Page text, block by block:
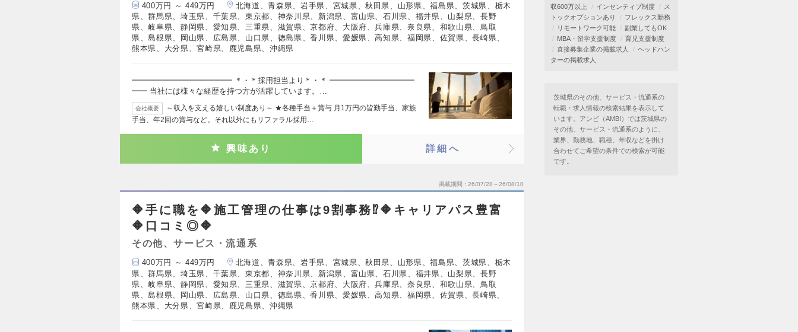
400万円 ～ 449万円
北海道、青森県、岩手県、宮城県、秋田県、山形県、福島県、茨城県、栃木
県、群馬県、埼玉県、千葉県、東京都、神奈川県、新潟県、富山県、石川県、福井県、山梨県、長野
県、岐阜県、静岡県、愛知県、三重県、滋賀県、京都府、大阪府、兵庫県、奈良県、和歌山県、鳥取
県、島根県、岡山県、広島県、山口県、徳島県、香川県、愛媛県、高知県、福岡県、佐賀県、長崎県、
熊本県、大分県、宮崎県、鹿児島県、沖縄県
━━━━━━━━━━━━━ ＊・＊採用担当より＊・＊ ━━━━━━━━━━━
━━ 当社には様々な経歴を持つ方が活躍しています。…
会社概要
～収入を支える嬉しい制度あり～ ★各種手当＋賞与 月1万円の皆勤手当、家族
手当、年2回の賞与など。それ以外にもリファラル採用…
興味あり 詳細へ
掲載期間 26/07/28～26/08/10
🔶手に職を🔶施工管理の仕事は9割事務⁉🔶キャリアパス豊富
🔶口コミ◎🔶
その他、サービス・流通系
400万円 ～ 449万円
北海道、青森県、岩手県、宮城県、秋田県、山形県、福島県、茨城県、栃木
県、群馬県、埼玉県、千葉県、東京都、神奈川県、新潟県、富山県、石川県、福井県、山梨県、長野
県、岐阜県、静岡県、愛知県、三重県、滋賀県、京都府、大阪府、兵庫県、奈良県、和歌山県、鳥取
県、島根県、岡山県、広島県、山口県、徳島県、香川県、愛媛県、高知県、福岡県、佐賀県、長崎県、
熊本県、大分県、宮崎県、鹿児島県、沖縄県
収600万以上
インセンティブ制度
ス
トックオプションあり
フレックス勤務
リモートワーク可能
副業してもOK
MBA・留学支援制度
育児支援制度
直接募集企業の掲載求人
ヘッドハン
ターの掲載求人
茨城県のその他、サービス・流通系の
転職・求人情報の検索結果を表示して
います。アンビ（AMBI）では茨城県の
その他、サービス・流通系のように、
業界、勤務地、職種、年収などを掛け
合わせてご希望の条件での検索が可能
です。